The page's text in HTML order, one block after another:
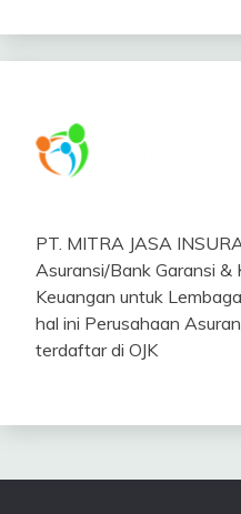
PT. MITRA JASA
Asuransi/Bank Garansi &
Keuangan untuk
hal ini Perusahaan
terdaftar di OJK